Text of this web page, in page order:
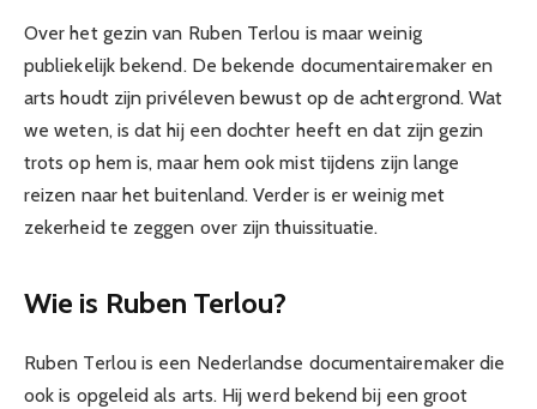
Over het gezin van Ruben Terlou is maar weinig
publiekelijk bekend. De bekende documentairemaker en
arts houdt zijn privéleven bewust op de achtergrond. Wat
we weten, is dat hij een dochter heeft en dat zijn gezin
trots op hem is, maar hem ook mist tijdens zijn lange
reizen naar het buitenland. Verder is er weinig met
zekerheid te zeggen over zijn thuissituatie.
Wie is Ruben Terlou?
Ruben Terlou is een Nederlandse documentairemaker die
ook is opgeleid als arts. Hij werd bekend bij een groot